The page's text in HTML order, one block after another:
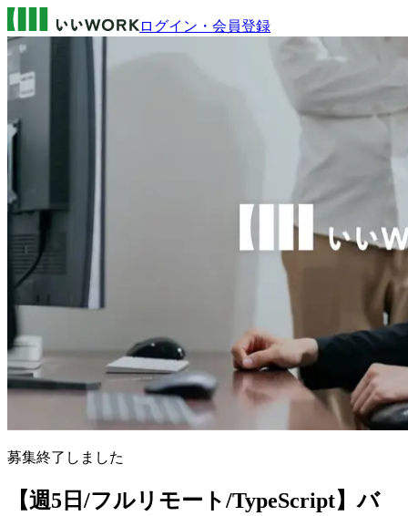
ログイン・会員登録
募集終了しました
【週5日/フルリモート/TypeScript】バ